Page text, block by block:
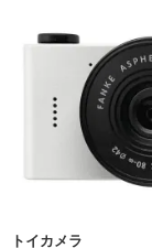
トイカメラ